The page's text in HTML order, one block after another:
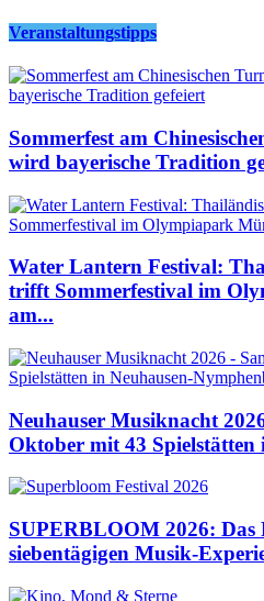
Veranstaltungstipps
Sommerfest am
wird bayerische Tradition
Water Lantern Festival:
trifft Sommerfestival im
am...
Neuhauser Musiknacht
Oktober mit 43 Spielstätten
SUPERBLOOM 2026: Das
siebentägigen Musik-